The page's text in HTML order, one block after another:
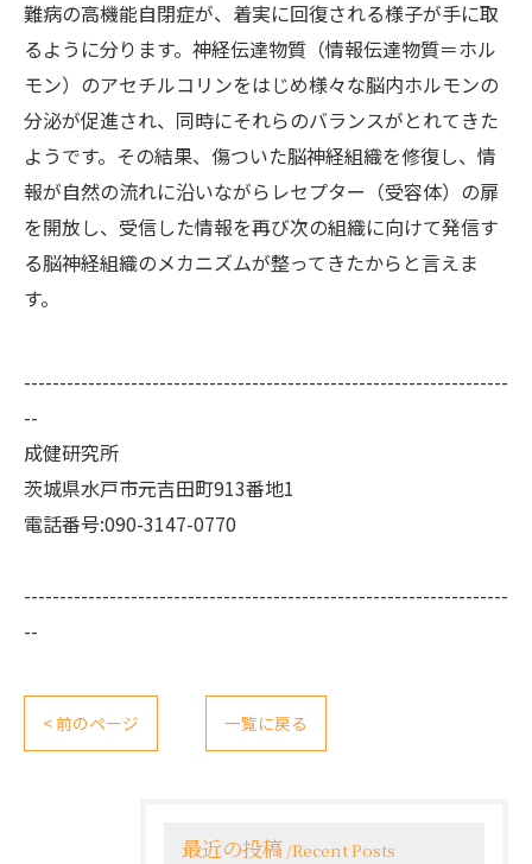
難病の高機能自閉症が、着実に回復される様子が手に取
るように分ります。神経伝達物質（情報伝達物質＝ホル
モン）のアセチルコリンをはじめ様々な脳内ホルモンの
分泌が促進され、同時にそれらのバランスがとれてきた
ようです。その結果、傷ついた脳神経組織を修復し、情
報が自然の流れに沿いながらレセプター（受容体）の扉
を開放し、受信した情報を再び次の組織に向けて発信す
る脳神経組織のメカニズムが整ってきたからと言えま
す。
--------------------------------------------------------------------
--
成健研究所
茨城県水戸市元吉田町913番地1
電話番号:090-3147-0770
--------------------------------------------------------------------
--
< 前のページ 一覧に戻る
最近の投稿 Recent Posts